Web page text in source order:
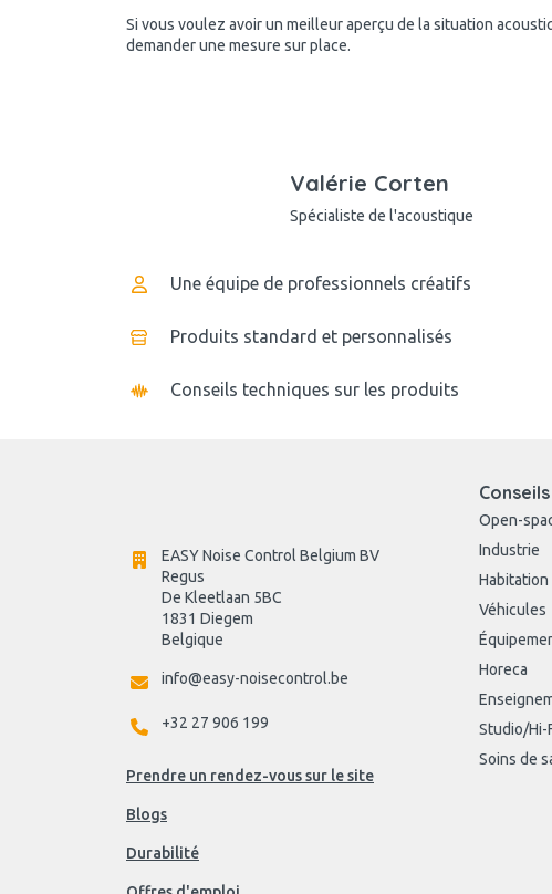
Si vous voulez avoir un meilleur aperçu de la situation
demander une mesure sur place.
Valérie Corten
Spécialiste de l'acoustique
Une équipe de professionnels créatifs
Produits standard et personnalisés
Conseils techniques sur les produits
EASY Noise Control Belgium BV
Regus
De Kleetlaan 5BC
1831 Diegem
Belgique
info@easy-noisecontrol.be
+32 27 906 199
Prendre un rendez-vous sur le site
Blogs
Durabilité
Open-
Industrie
Habitation
Véhicules
Horeca
Studio/Hi-
Soins de